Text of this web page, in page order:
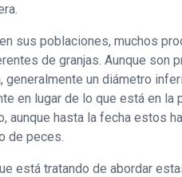
sus poblaciones, muchos
de granjas. Aunque
generalmente un diámetro
en lugar de lo que está en
aunque hasta la fecha estos
de peces.
está tratando de abordar